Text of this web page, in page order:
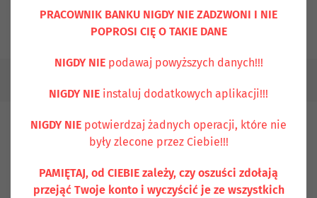
Ubezpiecz się Kontakt
Bank jako agent
ubezpieczeniowy
PRACOWNIK BANKU NIGDY NIE ZADZWONI I NIE
POPROSI CIĘ O TAKIE DANE
NIGDY NIEpodawaj powyższych danych!!!
NIGDY NIE instaluj dodatkowych aplikacji!!!
NIGDY NIE potwierdzaj żadnych operacji, które nie
były zlecone przez Ciebie!!!
PAMIĘTAJ, od CIEBIE zależy, czy oszuści zdołają
przejąć Twoje konto i wyczyścić je ze wszystkich